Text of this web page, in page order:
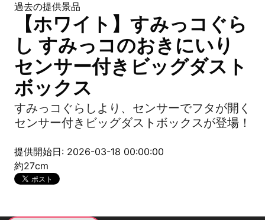
過去の提供景品
【ホワイト】すみっコぐら
し すみっコのおきにいり
センサー付きビッグダスト
ボックス
すみっコぐらしより、センサーでフタが開く
センサー付きビッグダストボックスが登場！
提供開始日: 2026-03-18 00:00:00
約27cm